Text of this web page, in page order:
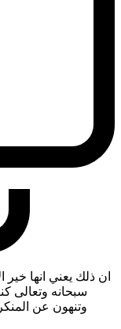
ان ذلك يعني انها
سبحانه وتعالى
وتنهون عن